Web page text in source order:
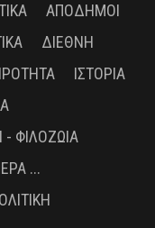
ΑΠΌΔΗΜΟΙ
ΔΙΕΘΝΉ
ΙΣΤΟΡΊΑ
ΦΙΛΟΖΩΊΑ
...